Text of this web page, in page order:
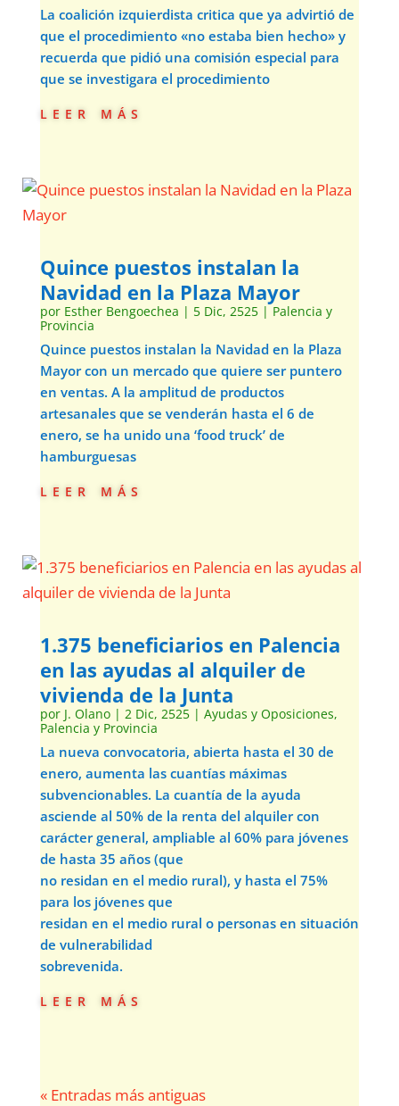
La coalición izquierdista critica que ya advirtió de
que el procedimiento «no estaba bien hecho» y
recuerda que pidió una comisión especial para
que se investigara el procedimiento
leer más
Quince puestos instalan la
Navidad en la Plaza Mayor
por Esther Bengoechea | 5 Dic, 2525| Palencia y
Provincia
Quince puestos instalan la Navidad en la Plaza
Mayor con un mercado que quiere ser puntero
en ventas. A la amplitud de productos
artesanales que se venderán hasta el 6 de
enero, se ha unido una ‘food truck’ de
hamburguesas
leer más
1.375 beneficiarios en Palencia
en las ayudas al alquiler de
vivienda de la Junta
por J. Olano| 2 Dic, 2525| Ayudas y Oposiciones,
Palencia y Provincia
La nueva convocatoria, abierta hasta el 30 de
enero, aumenta las cuantías máximas
subvencionables. La cuantía de la ayuda
asciende al 50% de la renta del alquiler con
carácter general, ampliable al 60% para jóvenes
de hasta 35 años (que
no residan en el medio rural), y hasta el 75%
para los jóvenes que
residan en el medio rural o personas en situación
de vulnerabilidad
sobrevenida.
leer más
« Entradas más antiguas